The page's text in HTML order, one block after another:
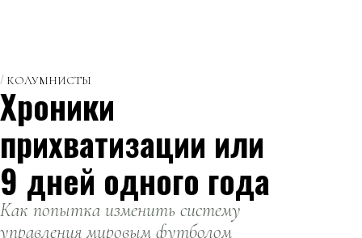
КОЛУМНИСТЫ
Хроники
прихватизации или
9 дней одного года
Как попытка изменить систему
управления мировым футболом